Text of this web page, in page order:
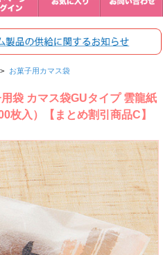
> お菓子用カマス袋
袋 カマス袋GUタイプ 雲龍紙
枚入）【まとめ割引商品C】